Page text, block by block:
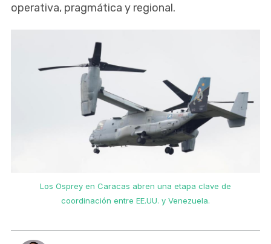
operativa, pragmática y regional.
Los Osprey en Caracas abren una etapa clave de
coordinación entre EE.UU. y Venezuela.